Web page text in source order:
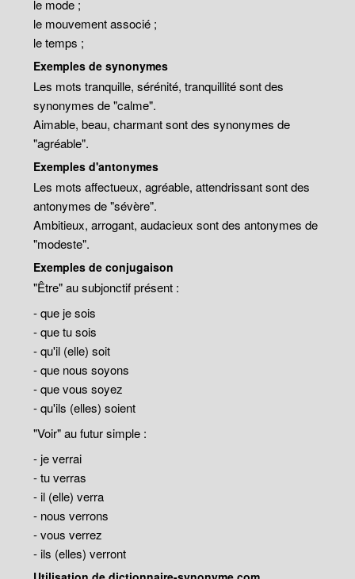
le mode ;
le mouvement associé ;
le temps ;
Exemples de synonymes
Les mots tranquille, sérénité, tranquillité sont des
synonymes de "calme".
Aimable, beau, charmant sont des synonymes de
"agréable".
Exemples d'antonymes
Les mots affectueux, agréable, attendrissant sont des
antonymes de "sévère".
Ambitieux, arrogant, audacieux sont des antonymes de
"modeste".
Exemples de conjugaison
"Être" au subjonctif présent :
- que je sois
- que tu sois
- qu'il (elle) soit
- que nous soyons
- que vous soyez
- qu'ils (elles) soient
"Voir" au futur simple :
- je verrai
- tu verras
- il (elle) verra
- nous verrons
- vous verrez
- ils (elles) verront